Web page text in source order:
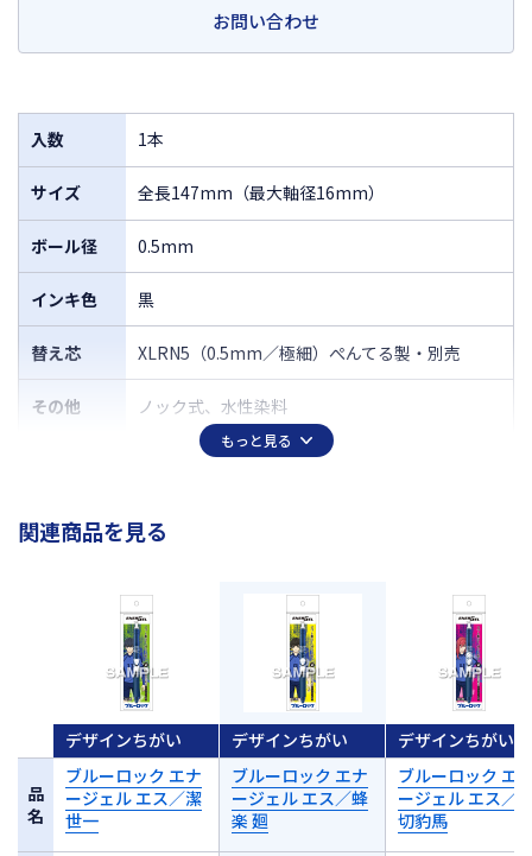
お問い合わせ
入数 1本
サイズ 全長147mm（最大軸径16mm）
ボール径 0.5mm
インキ色 黒
替え芯 XLRN5（0.5mm／極細）ぺんてる製・別売
その他 ノック式、水性染料
もっと見る
関連商品を見る
品
名
デザインちがい
ブルーロック エナ
ージェル エス／潔
世一
デザインちがい
ブルーロック エナ
ージェル エス／蜂
楽 廻
デザインちがい
ブルーロック エ
ージェル エス／
切豹馬